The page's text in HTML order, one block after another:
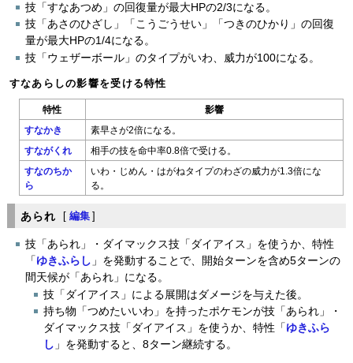
技「すなあつめ」の回復量が最大HPの2/3になる。
技「あさのひざし」「こうごうせい」「つきのひかり」の回復
量が最大HPの1/4になる。
技「ウェザーボール」のタイプがいわ、威力が100になる。
すなあらしの影響を受ける特性
特性 影響
すなかき 素早さが2倍になる。
すながくれ 相手の技を命中率0.8倍で受ける。
すなのちか
ら
いわ・じめん・はがねタイプのわざの威力が1.3倍にな
る。
あられ [ 編集 ]
技「あられ」・ダイマックス技「ダイアイス」を使うか、特性
「 ゆきふらし 」を発動することで、開始ターンを含め5ターンの
間天候が「あられ」になる。
技「ダイアイス」による展開はダメージを与えた後。
持ち物「つめたいいわ」を持ったポケモンが技「あられ」・
ダイマックス技「ダイアイス」を使うか、特性「 ゆきふら
し 」を発動すると、8ターン継続する。